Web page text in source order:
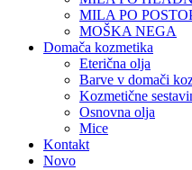
MILA PO
MOŠKA NEGA
Domača kozmetika
Eterična olja
Barve v domači
Kozmetične
Osnovna olja
Mice
Kontakt
Novo